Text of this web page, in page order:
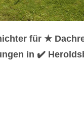
für ★
in ✔️